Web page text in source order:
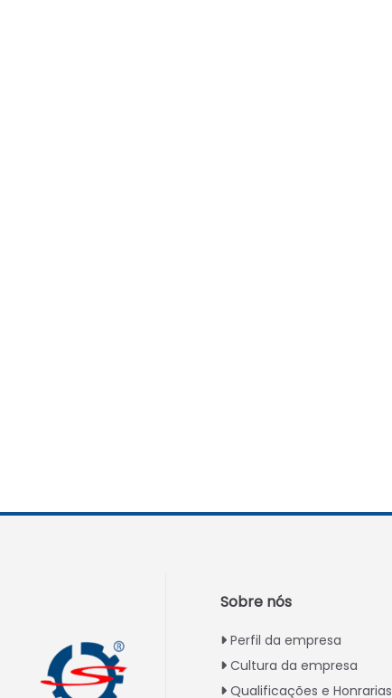
Sobre nós
Perfil da empresa
Cultura da empresa
Qualificações e Honrarias